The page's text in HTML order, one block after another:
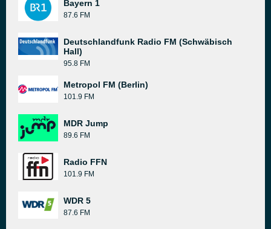
Bayern 1
87.6 FM
Deutschlandfunk Radio FM (Schwäbisch
Hall)
95.8 FM
Metropol FM (Berlin)
101.9 FM
MDR Jump
89.6 FM
Radio FFN
101.9 FM
WDR 5
87.6 FM